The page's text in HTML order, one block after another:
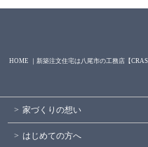
HOME ｜新築注文住宅は八尾市の工務店【
家づくりの想い
はじめての方へ